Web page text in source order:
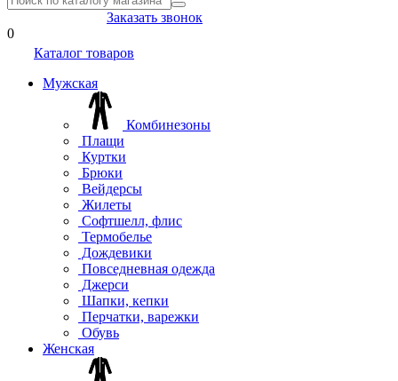
Заказать звонок
0
Каталог товаров
Мужская
Комбинезоны
Плащи
Куртки
Брюки
Вейдерсы
Жилеты
Софтшелл, флис
Термобелье
Дождевики
Повседневная одежда
Джерси
Шапки, кепки
Перчатки, варежки
Обувь
Женская